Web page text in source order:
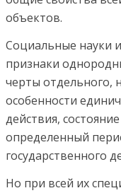
объектов.
Социальные науки
признаки
черты отдельного,
особенности
действия,
определенный
государственного
Но при всей их